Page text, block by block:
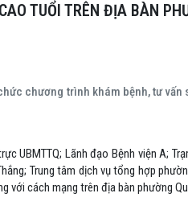
TUỔI TRÊN ĐỊA BÀN
chương trình khám bệnh, tư
UBMTTQ; Lãnh đạo Bệnh viện A;
Trung tâm dịch vụ tổng hợp
với cách mạng trên địa bàn phường